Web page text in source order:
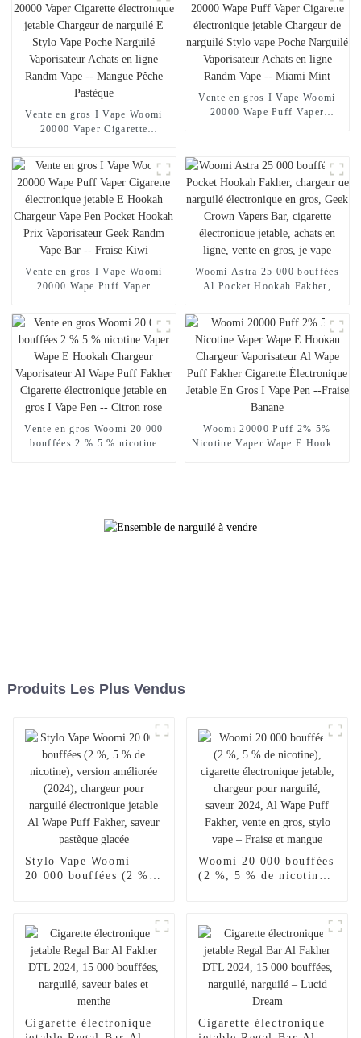
Vente en gros I Vape Woomi
20000 Vaper Cigarette
de narguilé E Stylo Vape Poche
Narguilé Vaporisateur Achats
en ligne Randm Vape --
Mangue Pêche Pastèque
Vente en gros I Vape Woomi
20000 Wape Puff Vaper
Vaporisateur Achats en ligne
Randm Vape -- Miami Mint
Vente en gros I Vape Woomi
20000 Wape Puff Vaper
Pocket Hookah Prix
Vaporisateur Geek Randm Vape
Bar -- Fraise Kiwi
Woomi Astra 25 000 bouffées
Al Pocket Hookah Fakher,
Crown Vapers Bar, cigarette
électronique jetable, achats en
ligne, vente en gros, je vape
Vente en gros Woomi 20 000
bouffées 2 % 5 % nicotine
Woomi 20000 Puff 2% 5%
Nicotine Vaper Wape E Hookah
Produits Les Plus Vendus
Stylo Vape Woomi
20 000 bouffées (2 %,
narguilé électronique
jetable Al Wape Puff
Fakher, saveur pastèque
Woomi 20 000 bouffées
(2 %, 5 % de nicotine),
Al Wape Puff Fakher,
vente en gros, stylo
vape – Fraise et
Cigarette électronique
Cigarette électronique